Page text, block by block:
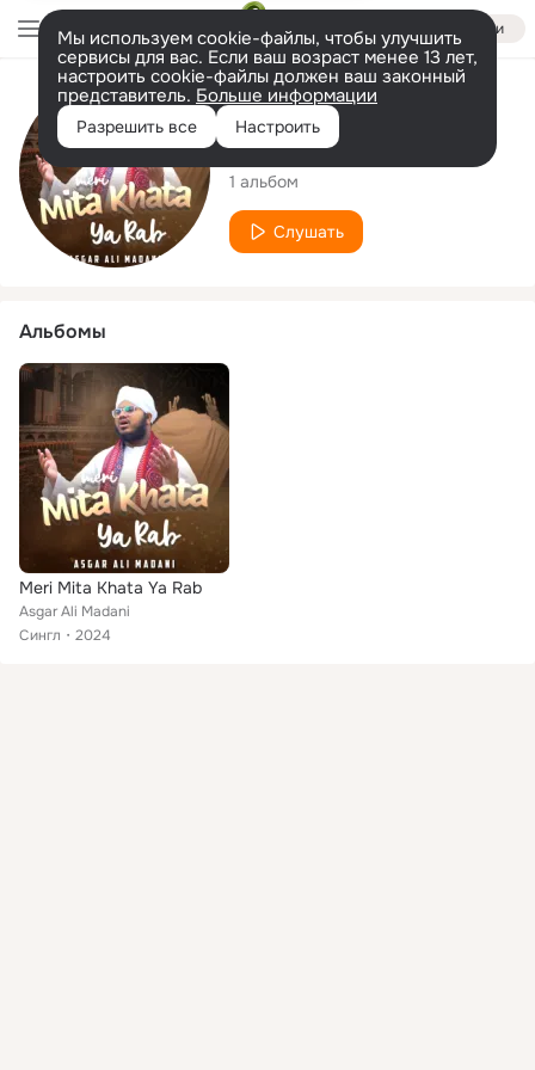
Войти
Мы используем cookie-файлы, чтобы улучшить
сервисы для вас. Если ваш возраст менее 13 лет,
настроить cookie-файлы должен ваш законный
представитель. Больше информации
Разрешить все Настроить
Исполнитель
Asgar Ali Madani
1 альбом
Слушать
Альбомы
Meri Mita Khata Ya Rab
Asgar Ali Madani
Сингл
2024